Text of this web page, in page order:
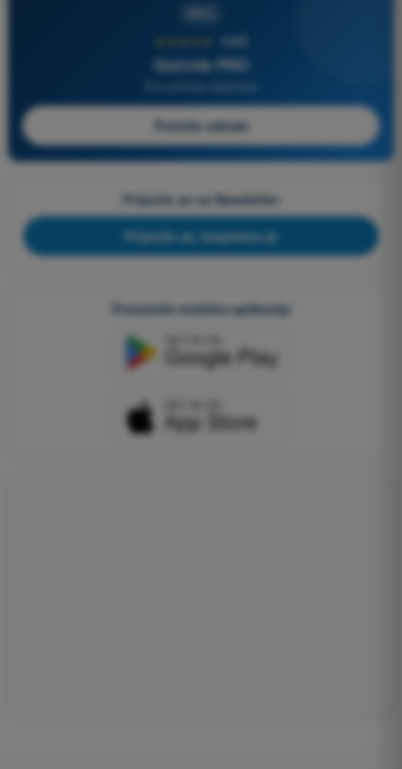
4,6/5
Quizvds PRO
Počnite odmah
Prijavite se na Newsletter
Prijavite se, besplatno je
Preuzmite mobilne aplikacije